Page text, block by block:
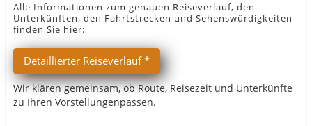
Alle Informationen zum genauen Reiseverlauf, den
Unterkünften, den Fahrtstrecken und Sehenswürdigkeiten
finden Sie hier:
Detaillierter Reiseverlauf *
Wir klären gemeinsam, ob Route, Reisezeit und Unterkünfte
zu Ihren Vorstellungenpassen.